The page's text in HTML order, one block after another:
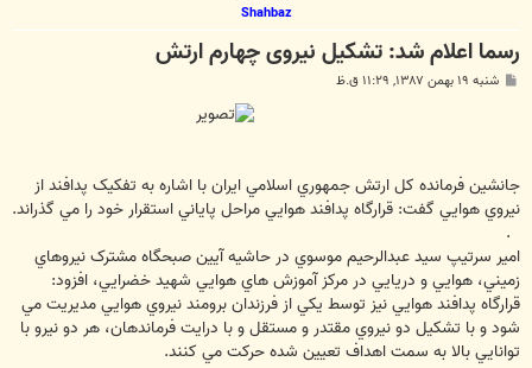
Shahbaz
رسما اعلام شد: تشکیل نیروی چهارم ارتش
پ شنبه ۱۹ بهمن ۱۳۸۷, ۱۱:۲۹ ق.ظ
جانشين فرمانده کل ارتش جمهوري اسلامي ايران با اشاره به تفکيک پدافند از
نيروي هوايي گفت: قرارگاه پدافند هوايي مراحل پاياني استقرار خود را مي گذراند.
امير سرتيپ سيد عبدالرحيم موسوي در حاشيه آيين صبحگاه مشترک نيروهاي
زميني، هوايي و دريايي در مرکز آموزش هاي هوايي شهيد خضرايي، افزود:
قرارگاه پدافند هوايي نيز توسط يکي از فرزندان برومند نيروي هوايي مديريت مي
شود و با تشکيل دو نيروي مقتدر و مستقل و با درايت فرماندهان، هر دو نيرو با
توانايي بالا به سمت اهداف تعيين شده حرکت مي کنند.